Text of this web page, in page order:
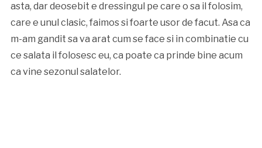
asta, dar deosebit e dressingul pe care o sa il folosim,
care e unul clasic, faimos si foarte usor de facut. Asa ca
m-am gandit sa va arat cum se face si in combinatie cu
ce salata il folosesc eu, ca poate ca prinde bine acum
ca vine sezonul salatelor.